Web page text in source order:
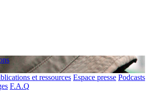
et ressources Espace presse Podcasts
F.A.Q